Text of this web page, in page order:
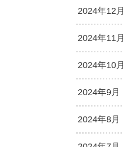
2024年12月
2024年11月
2024年10月
2024年9月
2024年8月